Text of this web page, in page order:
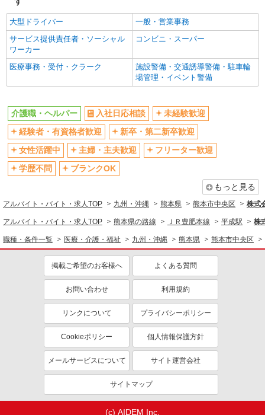
大型ドライバー
一般・営業事務
サービス提供責任者・ソーシャル
ワーカー
コンビニ・スーパー
医療事務・受付・クラーク
施設警備・交通誘導警備・駐車輪
場管理・イベント警備
介護職・ヘルパー 入社日応相談
未経験歓迎
経験者・有資格者歓迎
新卒・第二新卒歓迎
女性活躍中
主婦・主夫歓迎
フリーター歓迎
学歴不問
ブランクOK
もっと見る
アルバイト・バイト・求人TOP 九州・沖縄 熊本県 熊本市中央区 株式
アルバイト・バイト・求人TOP 熊本県の路線 ＪＲ豊肥本線 平成駅 株
職種・条件一覧 医療・介護・福祉 九州・沖縄 熊本県 熊本市中央区
掲載ご希望のお客様へ よくある質問
お問い合わせ 利用規約
リンクについて プライバシーポリシー
Cookieポリシー 個人情報保護方針
メールサービスについて サイト運営会社
サイトマップ
(c) AIDEM Inc.